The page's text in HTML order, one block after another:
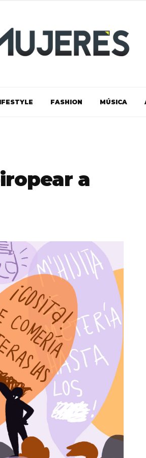
FASHION MÚSICA
a
Totó la Momposina: el
adiós a la gran
cantadora que llevó las
raíces colombianas al
mundo a través de su
música